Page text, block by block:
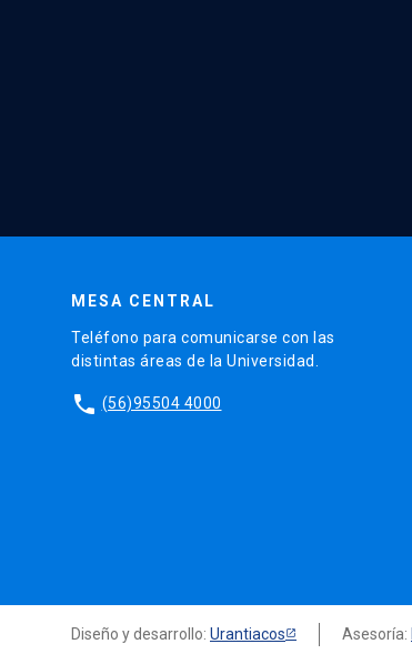
MESA CENTRAL
Teléfono para comunicarse con las
distintas áreas de la Universidad.
phone (56)95504 4000
Diseño y desarrollo: Urantiacos Asesoría: